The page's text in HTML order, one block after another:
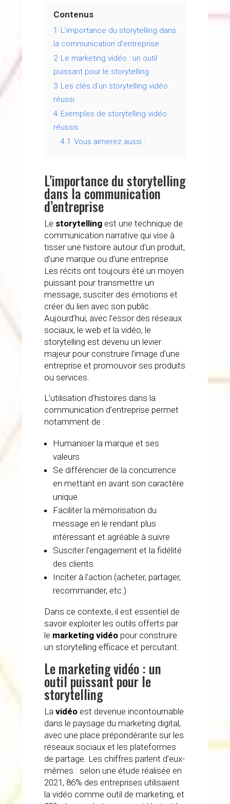
Contenus
1 L’importance du storytelling dans
la communication d’entreprise
2 Le marketing vidéo : un outil
puissant pour le storytelling
3 Les clés d’un storytelling vidéo
réussi
4 Exemples de storytelling vidéo
réussis
4.1 Vous aimerez aussi :
L’importance du storytelling
dans la communication
d’entreprise
Le storytelling est une technique de
communication narrative qui vise à
tisser une histoire autour d’un produit,
d’une marque ou d’une entreprise.
Les récits ont toujours été un moyen
puissant pour transmettre un
message, susciter des émotions et
créer du lien avec son public.
Aujourd’hui, avec l’essor des réseaux
sociaux, le web et la vidéo, le
storytelling est devenu un levier
majeur pour construire l’image d’une
entreprise et promouvoir ses produits
ou services.
L’utilisation d’histoires dans la
communication d’entreprise permet
notamment de :
Humaniser la marque et ses
valeurs
Se différencier de la concurrence
en mettant en avant son caractère
unique
Faciliter la mémorisation du
message en le rendant plus
intéressant et agréable à suivre
Susciter l’engagement et la fidélité
des clients
Inciter à l’action (acheter, partager,
recommander, etc.)
Dans ce contexte, il est essentiel de
savoir exploiter les outils offerts par
le marketing vidéo pour construire
un storytelling efficace et percutant.
Le marketing vidéo : un
outil puissant pour le
storytelling
Lavidéo est devenue incontournable
dans le paysage du marketing digital,
avec une place prépondérante sur les
réseaux sociaux et les plateformes
de partage. Les chiffres parlent d’eux-
mêmes : selon une étude réalisée en
2021, 86% des entreprises utilisaient
la vidéo comme outil de marketing, et